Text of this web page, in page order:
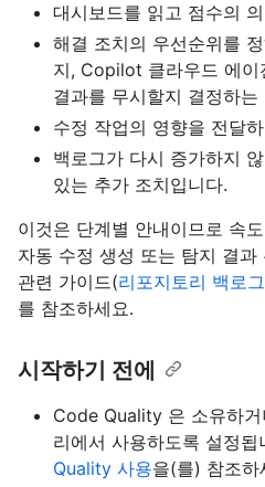
대시보드를 읽고 점수의
해결 조치의 우선순위를
지, Copilot 클라우드 에이
결과를 무시할지 결정하는
수정 작업의 영향을 전달
백로그가 다시 증가하지
있는 추가 조치입니다.
이것은 단계별 안내이므로 속
자동 수정 생성 또는 탐지 결
관련 가이드(리포지토리 백로
를 참조하세요.
시작하기 전에
Code Quality 은 소유하
리에서 사용하도록 설정됩
Quality 사용을(를) 참조하